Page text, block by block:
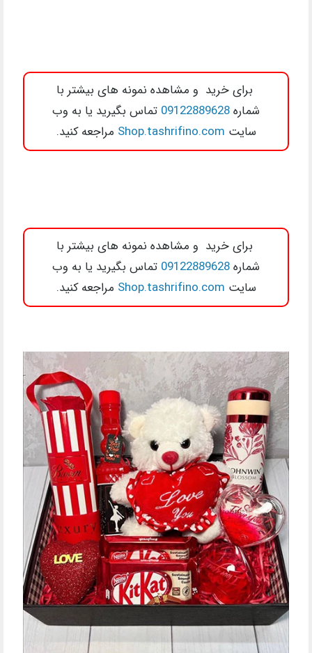
برای خرید و مشاهده نمونه های بیشتر با
شماره09122889628 تماس بگیرید یا به وب
سایت Shop.tashrifino.com مراجعه کنید.
برای خرید و مشاهده نمونه های بیشتر با
شماره09122889628 تماس بگیرید یا به وب
سایت Shop.tashrifino.com مراجعه کنید.